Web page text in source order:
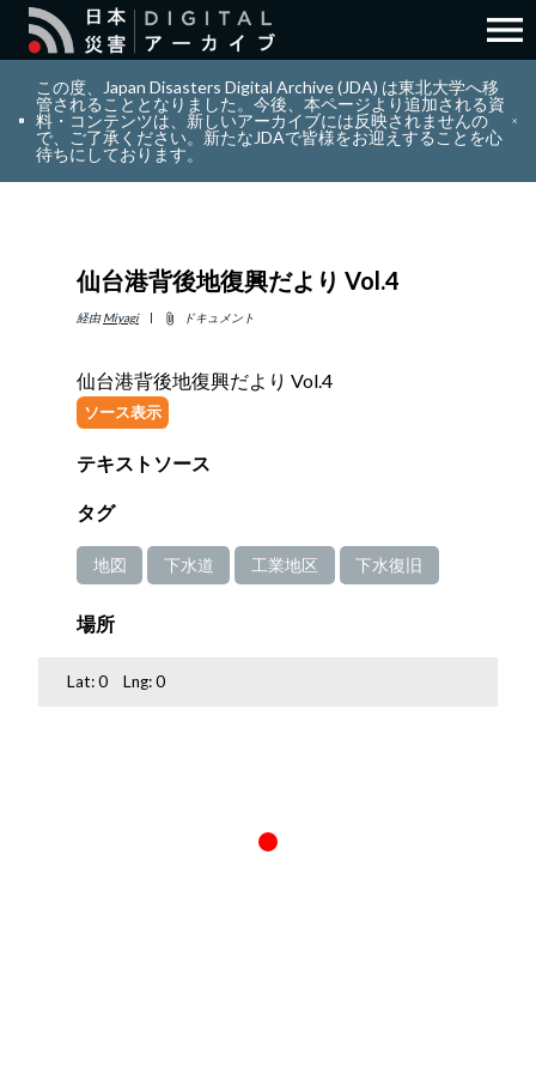
search 検索
layers コレクション
info_outline リソース
ENGLISH
menu
この度、Japan Disasters Digital Archive (JDA) は東北大学へ移
管されることとなりました。今後、本ページより追加される資
料・コンテンツは、新しいアーカイブには反映されませんの
で、ご了承ください。新たなJDAで皆様をお迎えすることを心
待ちにしております。
仙台港背後地復興だより Vol.4
経由 Miyagi attach_file ドキュメント
仙台港背後地復興だより Vol.4
ソース表示
テキストソース
タグ
地図 下水道 工業地区 下水復旧
場所
Lat:0 Lng:0